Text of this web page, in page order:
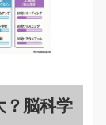
？脳科学